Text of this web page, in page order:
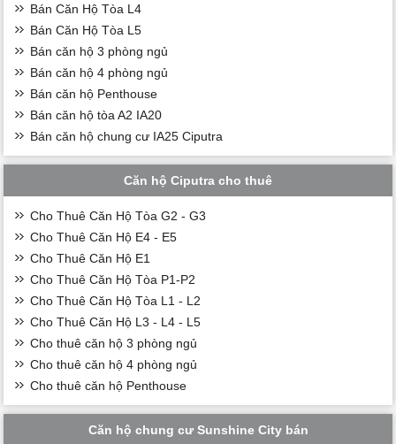
Bán Căn Hộ Tòa L4
Bán Căn Hộ Tòa L5
Bán căn hộ 3 phòng ngủ
Bán căn hộ 4 phòng ngủ
Bán căn hộ Penthouse
Bán căn hộ tòa A2 IA20
Bán căn hộ chung cư IA25 Ciputra
Căn hộ Ciputra cho thuê
Cho Thuê Căn Hộ Tòa G2 - G3
Cho Thuê Căn Hộ E4 - E5
Cho Thuê Căn Hộ E1
Cho Thuê Căn Hộ Tòa P1-P2
Cho Thuê Căn Hộ Tòa L1 - L2
Cho Thuê Căn Hộ L3 - L4 - L5
Cho thuê căn hộ 3 phòng ngủ
Cho thuê căn hộ 4 phòng ngủ
Cho thuê căn hộ Penthouse
Căn hộ chung cư Sunshine City bán